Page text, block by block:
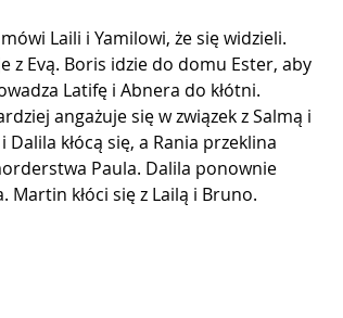
Laili i Yamilowi, że się widzieli.
z Evą. Boris idzie do domu Ester, aby
Latifę i Abnera do kłótni.
angażuje się w związek z Salmą i
kłócą się, a Rania przeklina
Paula. Dalila ponownie
Martin kłóci się z Lailą i Bruno.